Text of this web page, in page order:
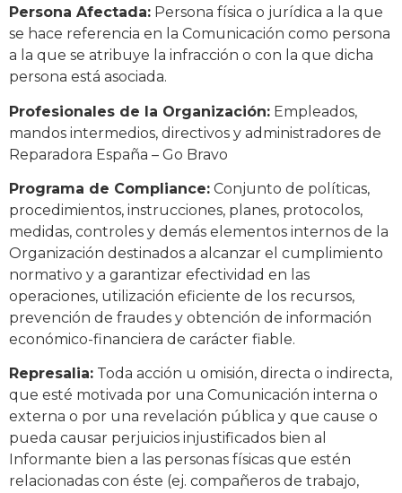
Persona Afectada: Persona física o jurídica a la que
se hace referencia en la Comunicación como persona
a la que se atribuye la infracción o con la que dicha
persona está asociada.
Profesionales de la Organización: Empleados,
mandos intermedios, directivos y administradores de
Reparadora España – Go Bravo
Programa de Compliance: Conjunto de políticas,
procedimientos, instrucciones, planes, protocolos,
medidas, controles y demás elementos internos de la
Organización destinados a alcanzar el cumplimiento
normativo y a garantizar efectividad en las
operaciones, utilización eficiente de los recursos,
prevención de fraudes y obtención de información
económico-financiera de carácter fiable.
Represalia: Toda acción u omisión, directa o indirecta,
que esté motivada por una Comunicación interna o
externa o por una revelación pública y que cause o
pueda causar perjuicios injustificados bien al
Informante bien a las personas físicas que estén
relacionadas con éste (ej. compañeros de trabajo,